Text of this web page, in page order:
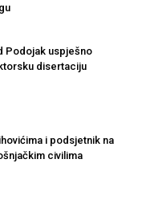
Podojak uspješno
disertaciju
i podsjetnik na
civilima